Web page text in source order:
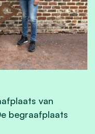
van
begraafplaats